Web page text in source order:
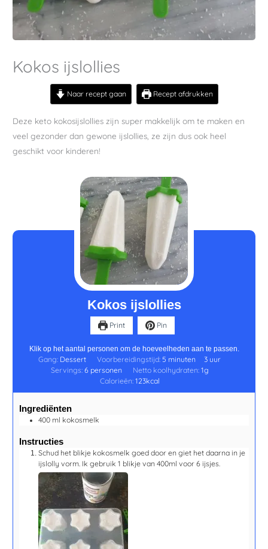
Kokos ijslollies
Naar recept gaan Recept afdrukken
Deze keto kokosijslollies zijn super makkelijk om te maken en
veel gezonder dan gewone ijslollies, ze zijn dus ook heel
geschikt voor kinderen!
Kokos ijslollies
Print Pin
Klik op het aantal personen om de hoeveelheden aan te passen.
Gang: Dessert Voorbereidingstijd: 5
minuten
minuten 3 uur
Servings: 6 personen Netto koolhydraten: 1g
Calorieën: 123kcal
Ingrediënten
400 ml kokosmelk
Instructies
Schud het blikje kokosmelk goed door en giet het daarna in je
ijslolly vorm. Ik gebruik 1 blikje van 400ml voor 6 ijsjes.